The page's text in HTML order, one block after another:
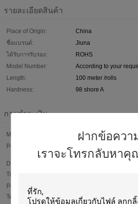
ฝากข้อควา
เราจะโทรกลับหาคุ
รายละเอียดสินค้า
Place of Origin:
China
ชื่อแบรนด์:
Jiuna
ได้รับการรับรอง:
ROHS
Model Number:
According to your
Length:
100 meter /rolls
Hardness:
98 shore A
การชำระเงิน
Min Order:
Packaging:
Normal packing. Inner packing is
carton . Or according to customers'
Delivery
Time:
Within 15 working days After receipt of
Payment
Terms:
Western Union ; L/C